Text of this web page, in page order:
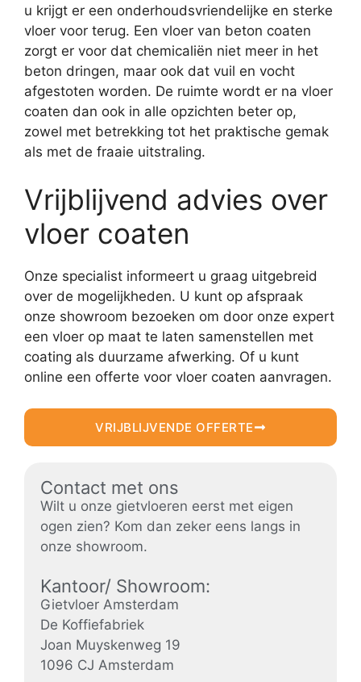
u krijgt er een onderhoudsvriendelijke en sterke
vloer voor terug. Een vloer van beton coaten
zorgt er voor dat chemicaliën niet meer in het
beton dringen, maar ook dat vuil en vocht
afgestoten worden. De ruimte wordt er na vloer
coaten dan ook in alle opzichten beter op,
zowel met betrekking tot het praktische gemak
als met de fraaie uitstraling.
Vrijblijvend advies over
vloer coaten
Onze specialist informeert u graag uitgebreid
over de mogelijkheden. U kunt op afspraak
onze showroom bezoeken om door onze expert
een vloer op maat te laten samenstellen met
coating als duurzame afwerking. Of u kunt
online een offerte voor vloer coaten aanvragen.
VRIJBLIJVENDE OFFERTE
Contact met ons
Wilt u onze gietvloeren eerst met eigen
ogen zien? Kom dan zeker eens langs in
onze showroom.
Kantoor/ Showroom:
Gietvloer Amsterdam
De Koffiefabriek
Joan Muyskenweg 19
1096 CJ Amsterdam